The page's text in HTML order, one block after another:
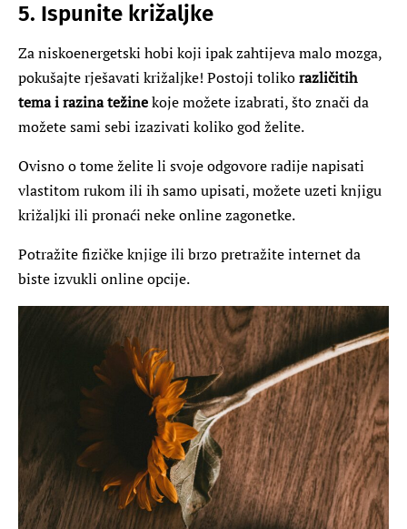
5. Ispunite križaljke
Za niskoenergetski hobi koji ipak zahtijeva malo mozga,
pokušajte rješavati križaljke! Postoji tolikorazličitih
tema i razina težinekoje možete izabrati, što znači da
možete sami sebi izazivati ​​koliko god želite.
Ovisno o tome želite li svoje odgovore radije napisati
vlastitom rukom ili ih samo upisati, možete uzeti knjigu
križaljki ili pronaći neke online zagonetke.
Potražite fizičke knjige ili brzo pretražite internet da
biste izvukli online opcije.